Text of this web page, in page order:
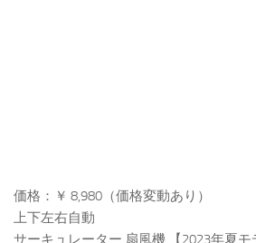
価格：￥ 8,980（価格変動あり）
上下左右自動
サーキュレーター 扇風機 【2023年夏